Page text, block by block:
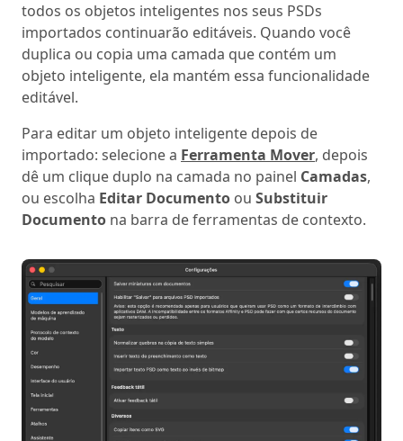
todos os objetos inteligentes nos seus PSDs
importados continuarão editáveis. Quando você
duplica ou copia uma camada que contém um
objeto inteligente, ela mantém essa funcionalidade
editável.
Para editar um objeto inteligente depois de
importado: selecione a Ferramenta Mover, depois
dê um clique duplo na camada no painel Camadas,
ou escolha Editar Documento ou Substituir
Documento na barra de ferramentas de contexto.